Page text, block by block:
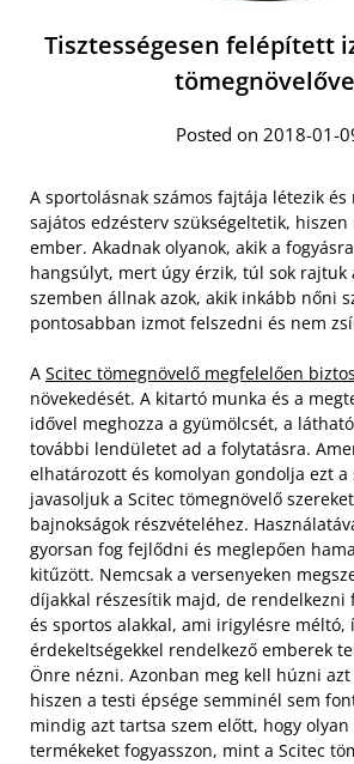
Tisztességesen felépített
Posted on 2018-01-
A sportolásnak számos fajtája létezik
sajátos edzésterv szükségeltetik,
ember. Akadnak olyanok, akik a
hangsúlyt, mert úgy érzik, túl sok rajtuk
szemben állnak azok, akik inkább nőni
pontosabban izmot felszedni és nem
A Scitec tömegnövelő megfelelően
növekedését. A kitartó munka és a
idővel meghozza a gyümölcsét, a
további lendületet ad a folytatásra.
elhatározott és komolyan gondolja ezt a
javasoljuk a Scitec tömegnövelő
bajnokságok részvételéhez.
gyorsan fog fejlődni és meglepően
kitűzött. Nemcsak a versenyeken
díjakkal részesítik majd, de rendelkezni
és sportos alakkal, ami irigylésre méltó,
érdekeltségekkel rendelkező emberek
Önre nézni. Azonban meg kell húzni
hiszen a testi épsége semminél sem
mindig azt tartsa szem előtt, hogy olyan
termékeket fogyasszon, mint a Scitec